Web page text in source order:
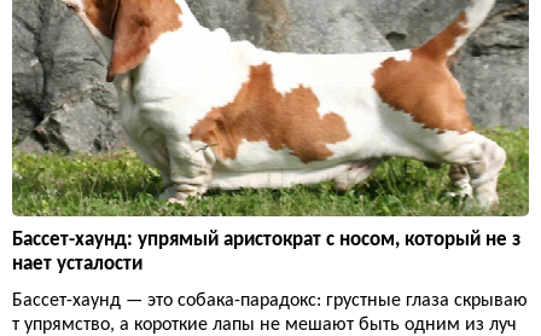
Бассет-хаунд: упрямый аристократ с носом, который не з
нает усталости
Бассет-хаунд — это собака-парадокс: грустные глаза скрываю
т упрямство, а короткие лапы не мешают быть одним из луч